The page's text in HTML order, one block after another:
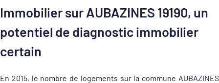
Immobilier sur AUBAZINES 19190, un
potentiel de diagnostic immobilier
certain
En 2015, le nombre de logements sur la commune AUBAZINES